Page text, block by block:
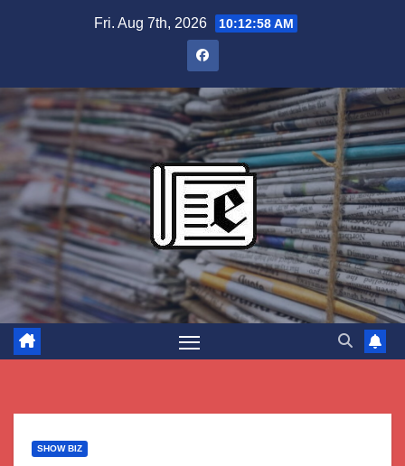
Fri. Aug 7th, 2026 10:12:59 AM
SHOW BIZ